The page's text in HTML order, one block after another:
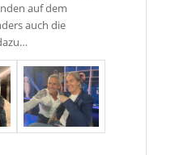
auf dem
auch die